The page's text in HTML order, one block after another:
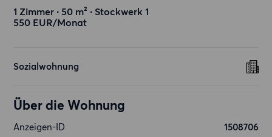
1 Zimmer ∙ 50 m² ∙ Stockwerk 1
550 EUR/Monat
Sozialwohnung
Über die Wohnung
Anzeigen-ID
1508706